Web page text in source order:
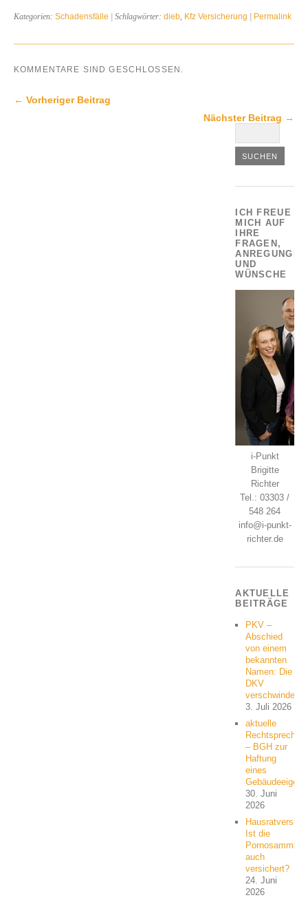
Kategorien: Schadensfälle | Schlagwörter: dieb Kfz Versicherung | Permalink
KOMMENTARE SIND GESCHLOSSEN.
← Vorheriger Beitrag
Nächster Beitrag →
ICH FREUE
MICH AUF
IHRE
FRAGEN,
ANREGUNGEN
UND
WÜNSCHE
i-Punkt
Brigitte
Richter
Tel.: 03303 /
548 264
info@i-punkt-
richter.de
AKTUELLE
BEITRÄGE
PKV –
Abschied
von einem
bekannten
Namen: Die
DKV
verschwindet
3. Juli 2026
aktuelle
– BGH zur
Haftung
eines
30. Juni
2026
Ist die
auch
versichert?
24. Juni
2026